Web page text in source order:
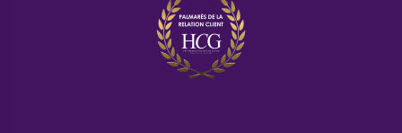
Pour un appartement, le loyer mensuel moyen par m²
est de 17,2 €. Pour une maison c’est 18,3 € par m².